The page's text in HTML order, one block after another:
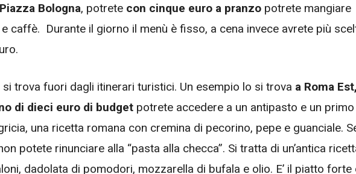
Bologna, potrete con cinque euro a pranzo potrete mangiare
caffè. Durante il giorno il menù è fisso, a cena invece avrete più
trova fuori dagli itinerari turistici. Un esempio lo si trova a Roma
di dieci euro di budget potrete accedere a un antipasto e un primo
una ricetta romana con cremina di pecorino, pepe e guanciale.
potete rinunciare alla “pasta alla checca”. Si tratta di un’antica
dadolata di pomodori, mozzarella di bufala e olio. E’ il piatto forte